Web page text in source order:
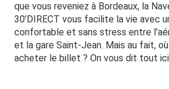
que vous reveniez à Bordeaux, la
30’DIRECT vous facilite la vie avec
confortable et sans stress entre
et la gare Saint-Jean. Mais au fait,
acheter le billet ? On vous dit tout ici